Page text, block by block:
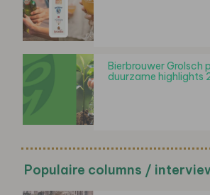
Bierbrouwer Grolsch
duurzame highlights
Populaire columns /